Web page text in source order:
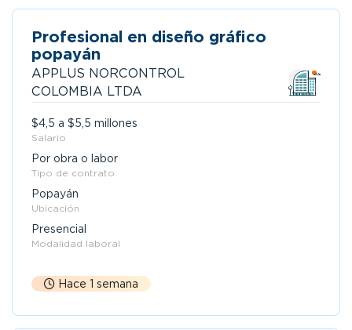
Profesional en diseño gráfico
popayán
APPLUS NORCONTROL
COLOMBIA LTDA
$4,5 a $5,5 millones
Salario
Por obra o labor
Tipo de contrato
Popayán
Ubicación
Presencial
Modalidad laboral
Hace 1 semana